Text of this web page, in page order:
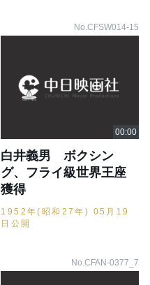
No.CFSW014-15
白井義男 ボクシン
グ、フライ級世界王座
獲得
1952年(昭和27年) 05月19
日公開
No.CFAN-0377_7